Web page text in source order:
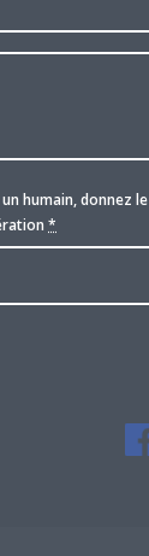
humain, donnez le
*